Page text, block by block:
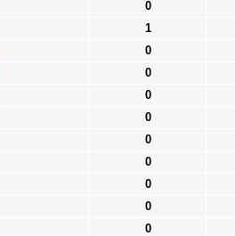
0
1
0
0
0
0
0
0
0
0
0